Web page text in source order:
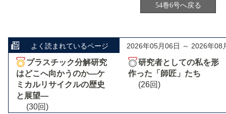
54巻6号へ戻る
よく読まれているページ 2026年05月06日 ～ 2026年08
プラスチック分解研究
はどこへ向かうのか―ケ
ミカルリサイクルの歴史
と展望―
(30回)
研究者としての私を形
作った「師匠」たち
(26回)